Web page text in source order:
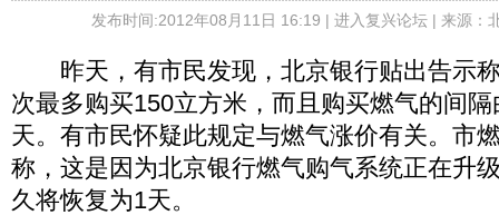
发布时间:2012年08月11日 16:19 | 进入复兴论坛| 来源：
昨天，有市民发现，北京银行贴出告示
次最多购买150立方米，而且购买燃气的间
天。有市民怀疑此规定与燃气涨价有关。市
称，这是因为北京银行燃气购气系统正在升
久将恢复为1天。